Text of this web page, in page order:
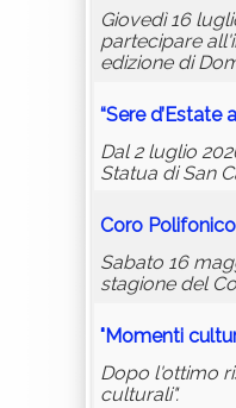
Giovedì 16
partecipare
edizione di
“Sere d’Estate
Dal 2 luglio
Statua di San
Coro
Sabato 16
stagione del
"Momenti
Dopo l'ottimo
culturali".